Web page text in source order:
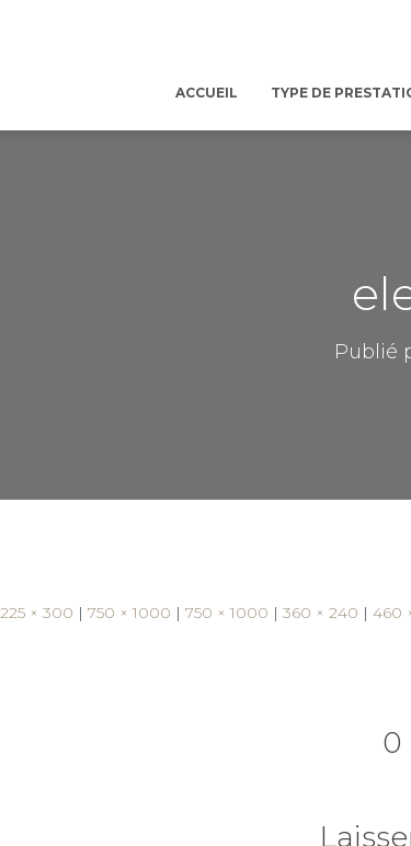
ACCUEIL TYPE DE
Publié
225 × 300 | 750 × 1000 | 750 × 1000 | 360 × 240 | 460
0